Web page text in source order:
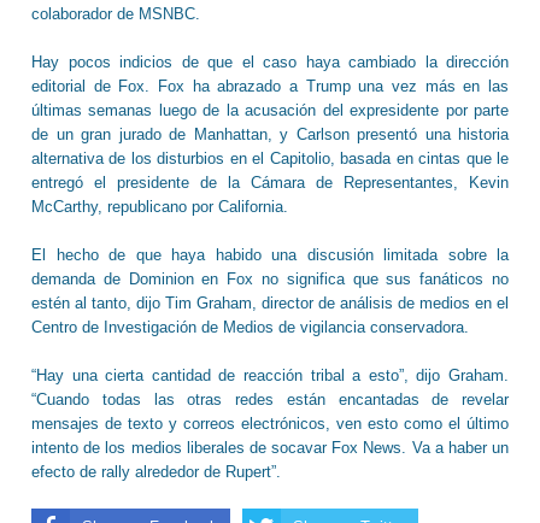
colaborador de MSNBC.
Hay pocos indicios de que el caso haya cambiado la dirección
editorial de Fox. Fox ha abrazado a Trump una vez más en las
últimas semanas luego de la acusación del expresidente por parte
de un gran jurado de Manhattan, y Carlson presentó una historia
alternativa de los disturbios en el Capitolio, basada en cintas que le
entregó el presidente de la Cámara de Representantes, Kevin
McCarthy, republicano por California.
El hecho de que haya habido una discusión limitada sobre la
demanda de Dominion en Fox no significa que sus fanáticos no
estén al tanto, dijo Tim Graham, director de análisis de medios en el
Centro de Investigación de Medios de vigilancia conservadora.
“Hay una cierta cantidad de reacción tribal a esto”, dijo Graham.
“Cuando todas las otras redes están encantadas de revelar
mensajes de texto y correos electrónicos, ven esto como el último
intento de los medios liberales de socavar Fox News. Va a haber un
efecto de rally alrededor de Rupert”.